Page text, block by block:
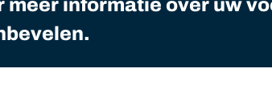
meer informatie over uw